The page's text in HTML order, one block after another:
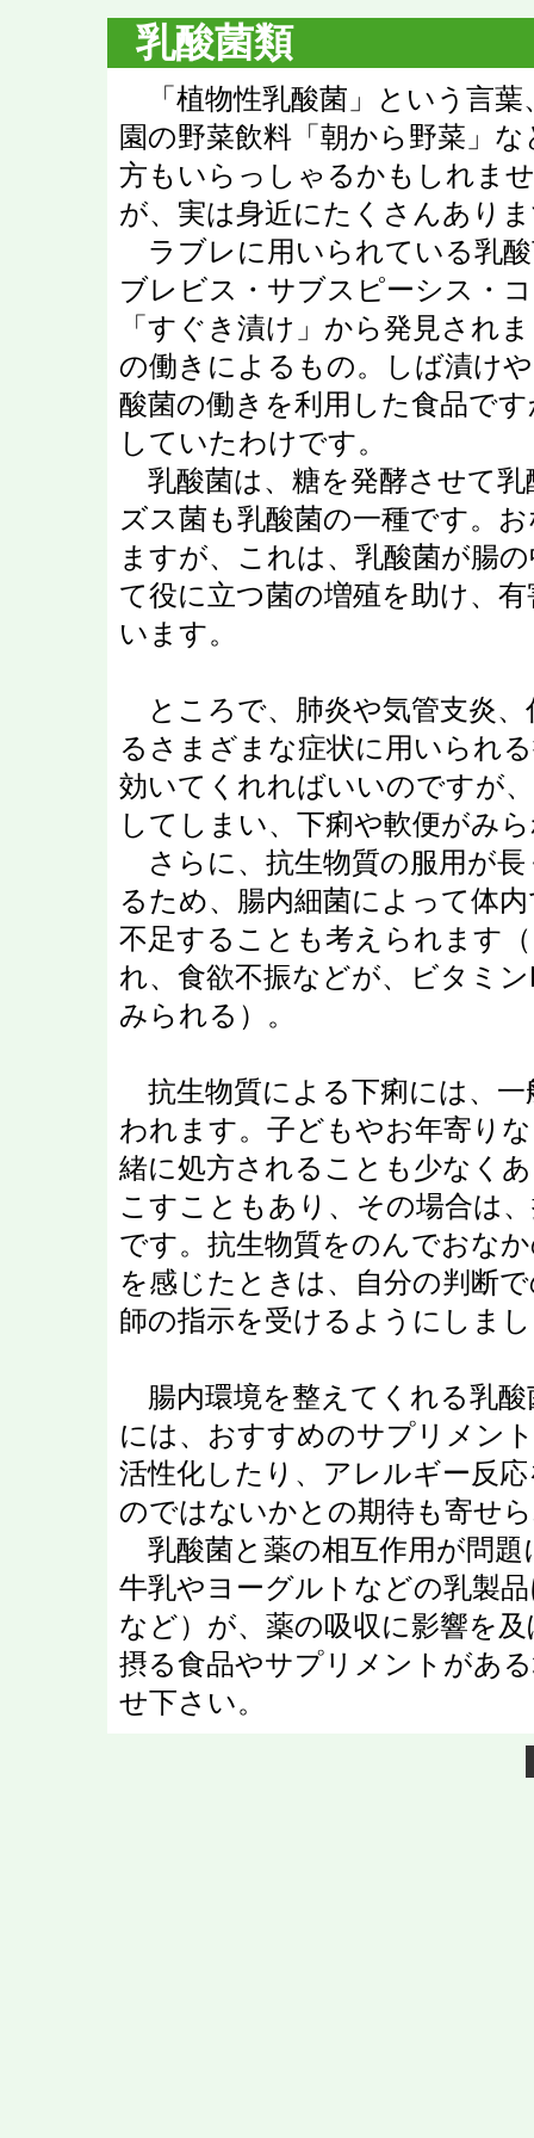
乳酸菌類
「植物性乳酸菌」という言葉
園の野菜飲料「朝から野菜」
方もいらっしゃるかもしれま
が、実は身近にたくさんあり
ラブレに用いられている乳
ブレビス・サブスピーシス・
「すぐき漬け」から発見され
の働きによるもの。しば漬け
酸菌の働きを利用した食品で
していたわけです。
乳酸菌は、糖を発酵させて
ズス菌も乳酸菌の一種です。
ますが、これは、乳酸菌が腸
て役に立つ菌の増殖を助け、
います。
ところで、肺炎や気管支炎、
るさまざまな症状に用いられ
効いてくれればいいのですが
してしまい、下痢や軟便がみ
さらに、抗生物質の服用が
るため、腸内細菌によって体
不足することも考えられます
れ、食欲不振などが、ビタミ
みられる）。
抗生物質による下痢には、一
われます。子どもやお年寄り
緒に処方されることも少なく
こすこともあり、その場合は
です。抗生物質をのんでおな
を感じたときは、自分の判断
師の指示を受けるようにしま
腸内環境を整えてくれる乳
には、おすすめのサプリメン
活性化したり、アレルギー反
のではないかとの期待も寄せ
乳酸菌と薬の相互作用が問
牛乳やヨーグルトなどの乳製
など）が、薬の吸収に影響を
摂る食品やサプリメントがあ
せ下さい。